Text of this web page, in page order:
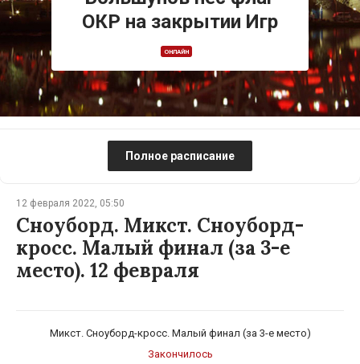
ОКР на закрытии Игр
ОНЛАЙН
Полное расписание
12 февраля 2022, 05:50
Сноуборд. Микст. Сноуборд-
кросс. Малый финал (за 3-е
место). 12 февраля
Микст. Сноуборд-кросс. Малый финал (за 3-е место)
Закончилось